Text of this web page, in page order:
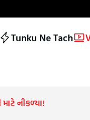
Tunku Ne Tach
નીકળ્યા!